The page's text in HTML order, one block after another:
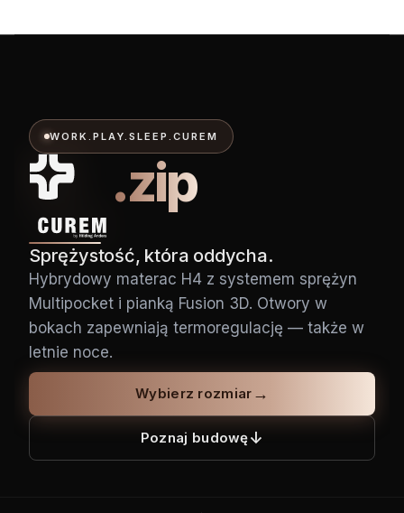
WORK.PLAY.SLEEP.CUREM
.zip
Sprężystość, która oddycha.
Hybrydowy materac H4 z systemem sprężyn
Multipocket i pianką Fusion 3D. Otwory w
bokach zapewniają termoregulację — także w
letnie noce.
Wybierz rozmiar →
Poznaj budowę↓